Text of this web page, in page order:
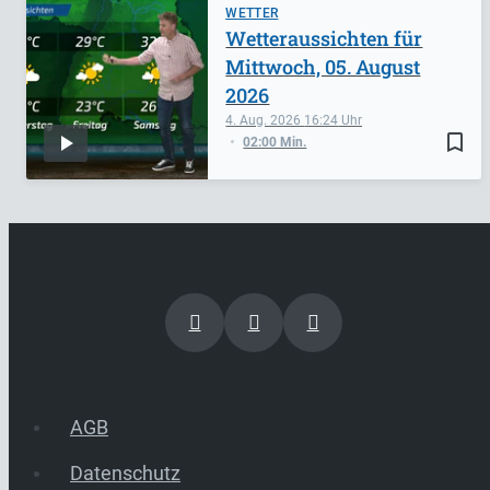
WETTER
bookmark_border
4. Aug. 2026 16:24
02:00 Min.
Wetteraussichten für
Mittwoch, 05. August
2026
AGB
Datenschutz